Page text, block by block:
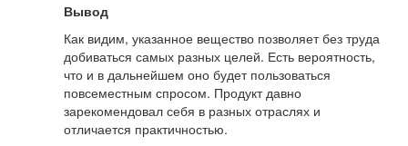
Вывод
Как видим, указанное вещество позволяет без труда
добиваться самых разных целей. Есть вероятность,
что и в дальнейшем оно будет пользоваться
повсеместным спросом. Продукт давно
зарекомендовал себя в разных отраслях и
отличается практичностью.